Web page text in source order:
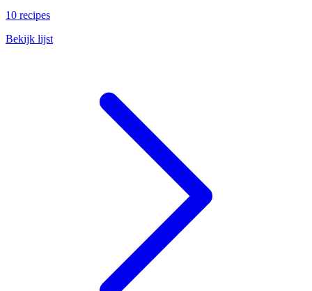
10 recipes
Bekijk lijst